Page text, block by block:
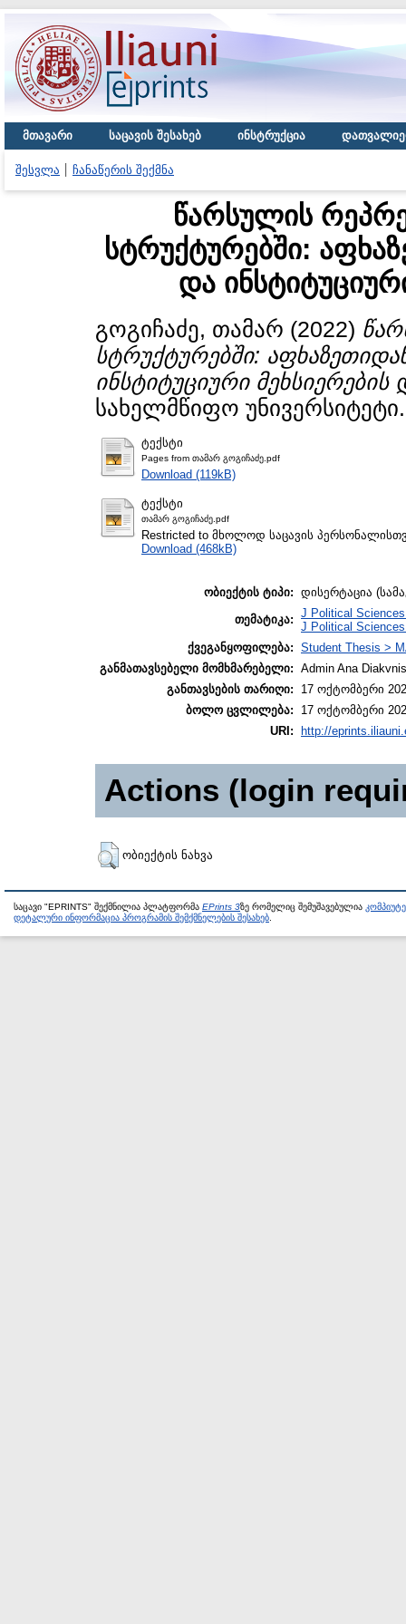
მთავარი საცავის შესახებ ინსტრუქცია
შესვლა ჩანაწერის შექმნა
წარსულის
სტრუქტურებში:
და
გოგიჩაძე, თამარ (2022)
სტრუქტურებში:
ინსტიტუციური მეხსიერების
სახელმწიფო უნივერსიტეტი.
ტექსტი
Pages from თამარ გოგიჩაძე.pdf
Download (119kB)
ტექსტი
თამარ გოგიჩაძე.pdf
Restricted to მხოლოდ საცავის
Download (468kB)
ობიექტის ტიპი: დისერტაცია
თემატიკა: J Political
J Political
ქვეგანყოფილება: Student Thesis >
განმათავსებელი მომხმარებელი: Admin Ana
განთავსების თარიღი:
17 ოქტომბერი
ბოლო ცვლილება:
17 ოქტომბერი
URI:
http://
Actions (login
ობიექტის ნახვა
საცავი "EPRINTS" შექმნილია პლატფორმა EPrints 3ზე რომელიც შემუშავებულია
დეტალური ინფორმაცია პროგრამის შემქმნელების შესახებ.